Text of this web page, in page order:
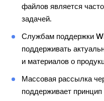
файлов является
задачей.
Службам поддержки
поддерживать
и материалов о
Массовая рассылка
поддерживает принцип